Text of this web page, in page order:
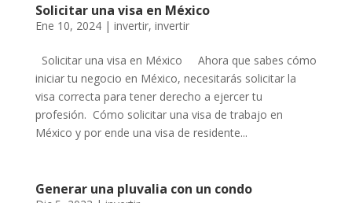
Solicitar una visa en México
Ene 10, 2024| invertir, invertir
Solicitar una visa en México Ahora que sabes cómo
iniciar tu negocio en México, necesitarás solicitar la
visa correcta para tener derecho a ejercer tu
profesión. Cómo solicitar una visa de trabajo en
México y por ende una visa de residente...
Generar una pluvalia con un condo